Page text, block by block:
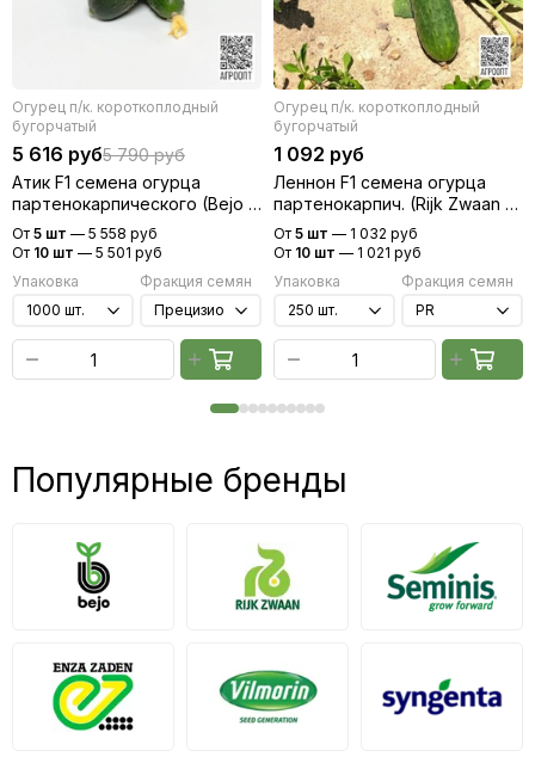
Огурец п/к. короткоплодный
бугорчатый
5 616 руб5 790 руб
Атик F1 семена огурца
партенокарпического (Bejo /
Бейо)
От 5 шт — 5 558 руб
От 10 шт — 5 501 руб
Упаковка
Фракция семян
Огурец п/к. короткоплодный
бугорчатый
1 092 руб
Леннон F1 семена огурца
партенокарпич. (Rijk Zwaan /
Райк Цваан)
От 5 шт — 1 032 руб
От 10 шт — 1 021 руб
Упаковка
Фракция семян
Популярные бренды